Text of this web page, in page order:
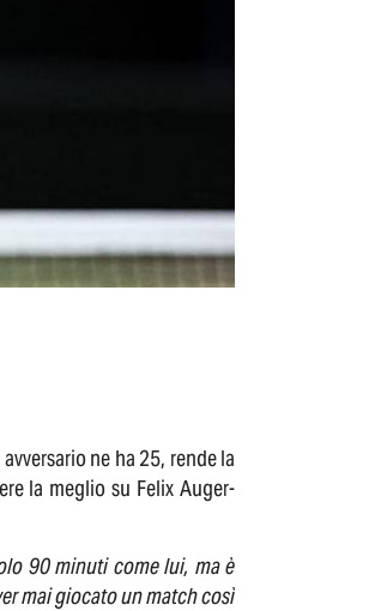
ne ha 25, rende la
la meglio su Felix Auger-
90 minuti come lui, ma è
mai giocato un match così